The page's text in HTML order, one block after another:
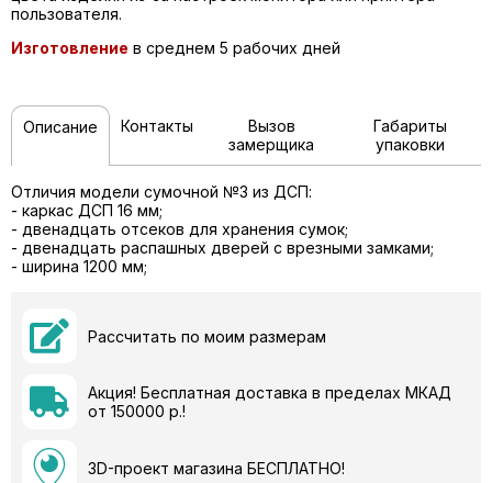
пользователя.
Изготовление в среднем 5 рабочих дней
Описание Контакты
Вызов
замерщика
Габариты
упаковки
Отличия модели cумочной №3 из ДСП:
- каркас ДСП 16 мм;
- двенадцать отсеков для хранения сумок;
- двенадцать распашных дверей с врезными замками;
- ширина 1200 мм;
Рассчитать по моим размерам
Акция! Бесплатная доставка в пределах МКАД
от 150000 р.!
3D-проект магазина БЕСПЛАТНО!